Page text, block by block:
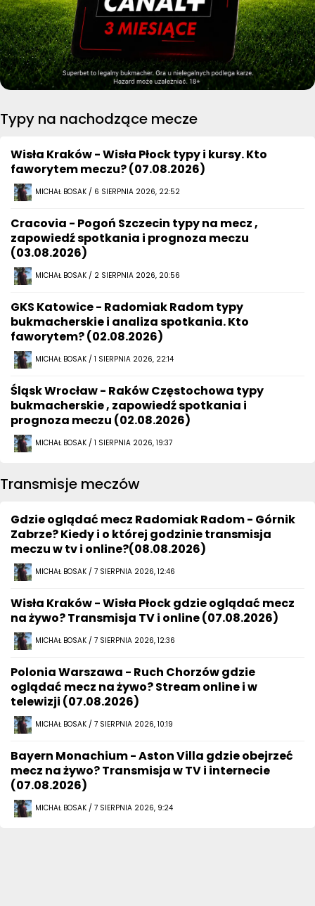
Typy na nachodzące mecze
Wisła Kraków - Wisła Płock typy i kursy. Kto
faworytem meczu? (07.08.2026)
MICHAŁ BOSAK / 6 SIERPNIA 2026, 22:52
Cracovia - Pogoń Szczecin typy na mecz ,
zapowiedź spotkania i prognoza meczu
(03.08.2026)
MICHAŁ BOSAK / 2 SIERPNIA 2026, 20:56
GKS Katowice - Radomiak Radom typy
bukmacherskie i analiza spotkania. Kto
faworytem? (02.08.2026)
MICHAŁ BOSAK / 1 SIERPNIA 2026, 22:14
Śląsk Wrocław - Raków Częstochowa typy
bukmacherskie , zapowiedź spotkania i
prognoza meczu (02.08.2026)
MICHAŁ BOSAK / 1 SIERPNIA 2026, 19:37
Transmisje meczów
Gdzie oglądać mecz Radomiak Radom - Górnik
Zabrze? Kiedy i o której godzinie transmisja
meczu w tv i online?(08.08.2026)
MICHAŁ BOSAK / 7 SIERPNIA 2026, 12:46
Wisła Kraków - Wisła Płock gdzie oglądać mecz
na żywo? Transmisja TV i online (07.08.2026)
MICHAŁ BOSAK / 7 SIERPNIA 2026, 12:36
Polonia Warszawa - Ruch Chorzów gdzie
oglądać mecz na żywo? Stream online i w
telewizji (07.08.2026)
MICHAŁ BOSAK / 7 SIERPNIA 2026, 10:19
Bayern Monachium - Aston Villa gdzie obejrzeć
mecz na żywo? Transmisja w TV i internecie
(07.08.2026)
MICHAŁ BOSAK / 7 SIERPNIA 2026, 9:24